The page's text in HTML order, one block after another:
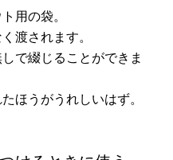
用の袋。
渡されます。
で綴じることができま
ほうがうれしいはず。